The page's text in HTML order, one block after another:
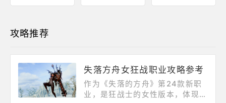
攻略推荐
失落方舟女狂战职业攻略参考
作为《失落的方舟》第24款新职
业，是狂战士的女性版本，体现了